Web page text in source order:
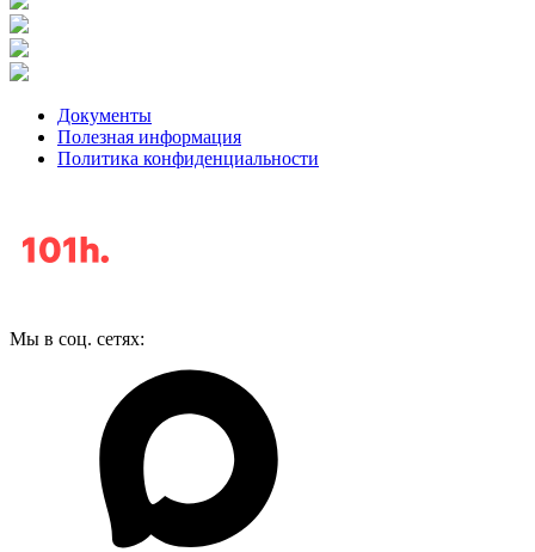
Документы
Полезная информация
Политика конфиденциальности
Мы в соц. сетях: